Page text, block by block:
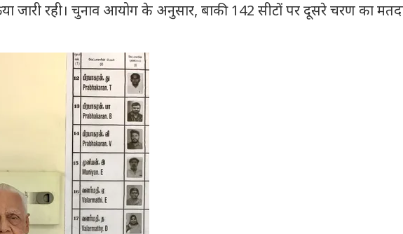
जारी रही। चुनाव आयोग के अनुसार, बाकी 142 सीटों पर दूसरे चरण का